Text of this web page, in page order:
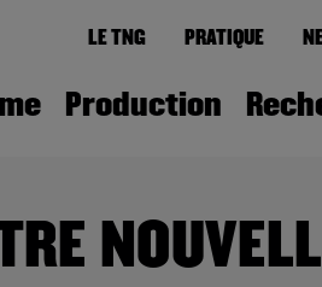
LE TNG PRATIQUE
Production